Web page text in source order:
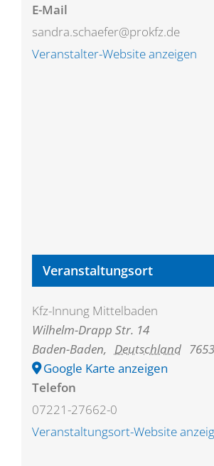
E-Mail
sandra.schaefer@prokfz.de
Veranstalter-Website anzeigen
Veranstaltungsort
Kfz-Innung Mittelbaden
Wilhelm-Drapp Str. 14
Baden-Baden, Deutschland
Google Karte anzeigen
Telefon
07221-27662-0
Veranstaltungsort-Website